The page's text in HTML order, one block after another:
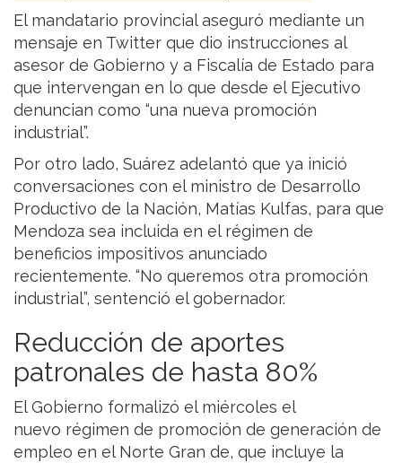
El mandatario provincial aseguró mediante un
mensaje en Twitter que dio instrucciones al
asesor de Gobierno y a Fiscalía de Estado para
que intervengan en lo que desde el Ejecutivo
denuncian como “una nueva promoción
industrial”.
Por otro lado, Suárez adelantó que ya inició
conversaciones con el ministro de Desarrollo
Productivo de la Nación, Matías Kulfas, para que
Mendoza sea incluida en el régimen de
beneficios impositivos anunciado
recientemente. “No queremos otra promoción
industrial”, sentenció el gobernador.
Reducción de aportes
patronales de hasta 80%
El Gobierno formalizó el miércoles el
nuevo régimen de promoción de generación de
empleo en el Norte Gran de, que incluye la